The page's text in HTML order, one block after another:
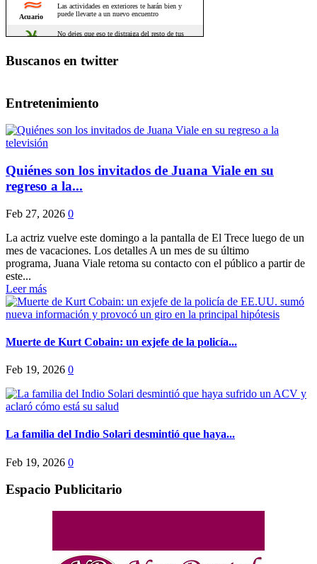
Buscanos en twitter
Entretenimiento
Quiénes son los invitados de Juana Viale en su
regreso a la...
Feb 27, 2026 0
La actriz vuelve este domingo a la pantalla de El Trece luego de un
mes de vacaciones. Los detalles A un mes de su último
programa, Juana Viale retoma su contacto con el público a partir de
este...
Leer más
Muerte de Kurt Cobain: un exjefe de la policía...
Feb 19, 2026 0
La familia del Indio Solari desmintió que haya...
Feb 19, 2026 0
Espacio Publicitario